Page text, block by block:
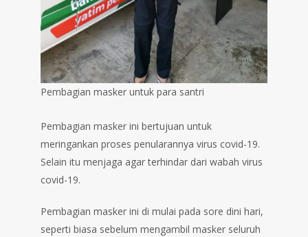
Pembagian masker untuk para santri
Pembagian masker ini bertujuan untuk
meringankan proses penularannya virus covid-19.
Selain itu menjaga agar terhindar dari wabah virus
covid-19.
Pembagian masker ini di mulai pada sore dini hari,
seperti biasa sebelum mengambil masker seluruh